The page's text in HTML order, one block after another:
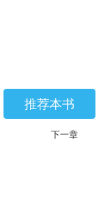
推荐本书
下一章